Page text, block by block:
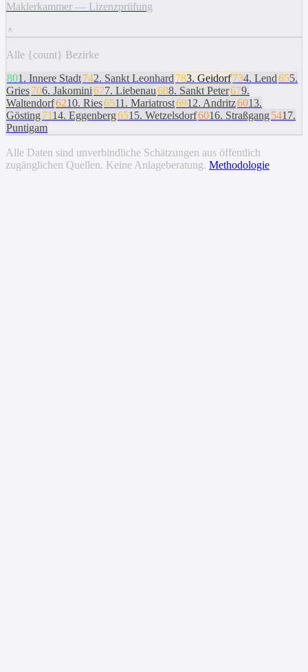
Maklerkammer — Lizenzprüfung
Alle {count} Bezirke
801 . Innere Stadt742. Sankt Leonhard 783. Geidorf734. Lend655.
Gries706. Jakomini677. Liebenau688. Sankt Peter679.
Waltendorf6210. Ries6511 . Mariatrost6912. Andritz6013.
Gösting 7114. Eggenberg6515. Wetzelsdorf6016. Straßgang 5417.
Puntigam
Alle Daten sind unverbindliche Schätzungen aus öffentlich
zugänglichen Quellen. Keine Anlageberatung. Methodologie